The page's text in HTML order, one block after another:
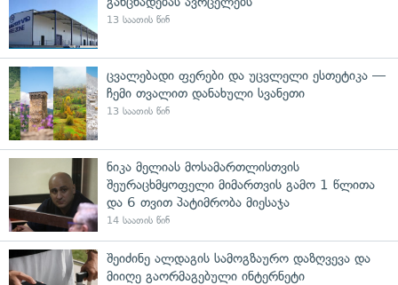
13 საათის წინ
ცვალებადი ფერები და უცვლელი ესთეტიკა —
ჩემი თვალით დანახული სვანეთი
13 საათის წინ
ნიკა მელიას მოსამართლისთვის
შეურაცხმყოფელი მიმართვის გამო 1 წლითა
და 6 თვით პატიმრობა მიესაჯა
14 საათის წინ
შეიძინე ალდაგის სამოგზაურო დაზღვევა და
მიიღე გაორმაგებული ინტერნეტი